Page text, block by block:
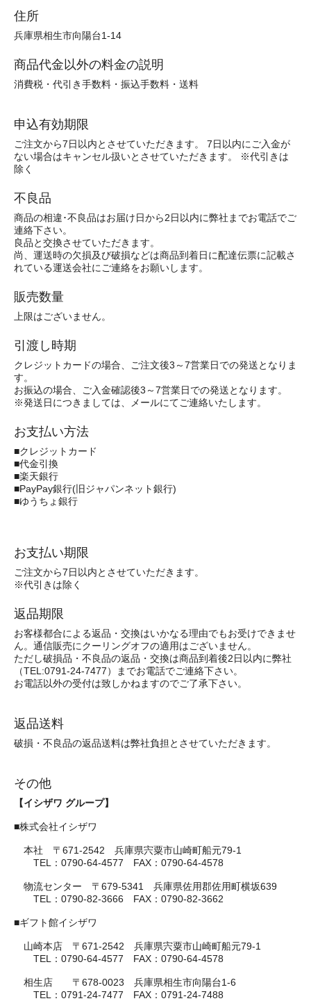
住所
兵庫県相生市向陽台1-14
商品代金以外の料金の説明
消費税・代引き手数料・振込手数料・送料
申込有効期限
ご注文から7日以内とさせていただきます。 7日以内にご入金が
ない場合はキャンセル扱いとさせていただきます。 ※代引きは
除く
不良品
商品の相違･不良品はお届け日から2日以内に弊社までお電話でご
連絡下さい。
良品と交換させていただきます。
尚、運送時の欠損及び破損などは商品到着日に配達伝票に記載さ
れている運送会社にご連絡をお願いします。
販売数量
上限はございません。
引渡し時期
クレジットカードの場合、ご注文後3～7営業日での発送となりま
す。
お振込の場合、ご入金確認後3～7営業日での発送となります。
※発送日につきましては、メールにてご連絡いたします。
お支払い方法
■クレジットカード
■代金引換
■楽天銀行
■PayPay銀行(旧ジャパンネット銀行)
■ゆうちょ銀行
お支払い期限
ご注文から7日以内とさせていただきます。
※代引きは除く
返品期限
お客様都合による返品・交換はいかなる理由でもお受けできませ
ん。通信販売にクーリングオフの適用はございません。
ただし破損品・不良品の返品・交換は商品到着後2日以内に弊社
（TEL:0791-24-7477）までお電話でご連絡下さい。
お電話以外の受付は致しかねますのでご了承下さい。
返品送料
破損・不良品の返品送料は弊社負担とさせていただきます。
その他
【イシザワ グループ】
■株式会社イシザワ
本社 〒671-2542 兵庫県宍粟市山崎町船元79-1
TEL：0790-64-4577 FAX：0790-64-4578
物流センター 〒679-5341 兵庫県佐用郡佐用町横坂639
TEL：0790-82-3666 FAX：0790-82-3662
■ギフト館イシザワ
山崎本店 〒671-2542 兵庫県宍粟市山崎町船元79-1
TEL：0790-64-4577 FAX：0790-64-4578
相生店 〒678-0023 兵庫県相生市向陽台1-6
TEL：0791-24-7477 FAX：0791-24-7488